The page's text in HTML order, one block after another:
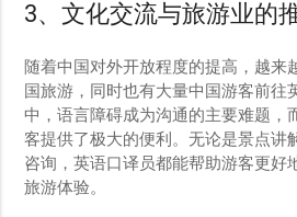
3、文化交流与旅游业的
随着中国对外开放程度的提高，越来
国旅游，同时也有大量中国游客前往
中，语言障碍成为沟通的主要难题，
客提供了极大的便利。无论是景点讲
咨询，英语口译员都能帮助游客更好
旅游体验。